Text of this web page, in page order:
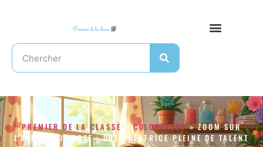
PREMIER DE LA CLASSE »COLORIAGES»ZOOM SUR
L’ATELIER DE ROSE : UNE CRÉATRICE PLEINE DE TALENT